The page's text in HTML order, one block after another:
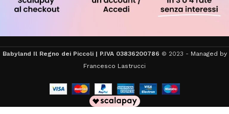
Babyland Il Regno dei Piccoli | P.IVA 03836200786 © 2023 - Managed by
Francesco Lastrucci